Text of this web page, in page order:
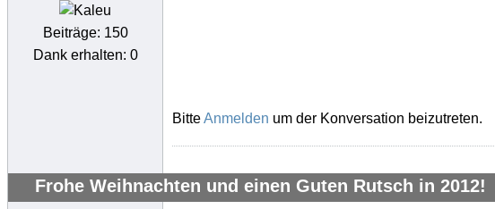
Beiträge: 150
Dank erhalten: 0
BitteAnmelden um der Konversation beizutreten.
Frohe Weihnachten und einen Guten Rutsch in 2012!